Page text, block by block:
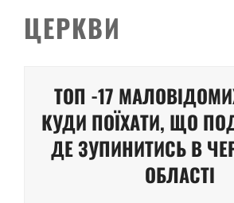
ЦЕРКВИ
ТОП -17
КУДИ ПОЇХАТИ, ЩО
ДЕ ЗУПИНИТИСЬ В
ОБЛАСТІ